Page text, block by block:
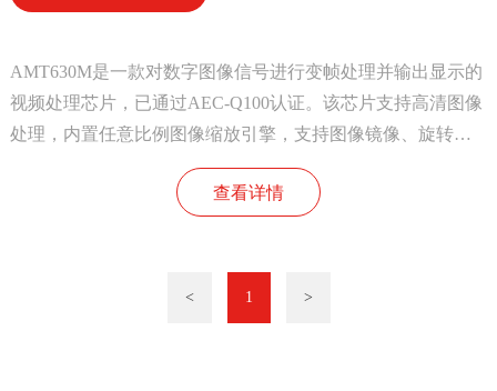
AMT630M是一款对数字图像信号进行变帧处理并输出显示的
视频处理芯片，已通过AEC-Q100认证。该芯片支持高清图像
处理，内置任意比例图像缩放引擎，支持图像镜像、旋转功
能；输出支持并行RGB、串行RGB、CPU屏、双通道LVDS、
MIPI等接口，可应用于多种图像显示场景。
查看详情
< 1 >